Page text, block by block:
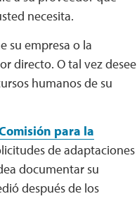
necesita.
su empresa o la
directo. O tal vez desee
humanos de su
para la
de adaptaciones
documentar su
después de los